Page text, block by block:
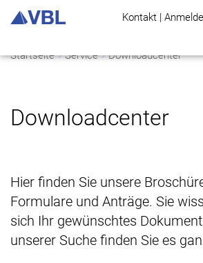
Kontakt |
Startseite Service Downloadcenter
Downloadcenter
Hier finden Sie unsere
Formulare und Anträge. Sie
sich Ihr gewünschtes
unserer Suche finden Sie es